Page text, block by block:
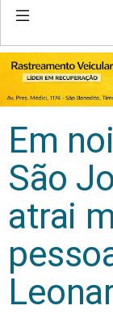
Em
São
atrai